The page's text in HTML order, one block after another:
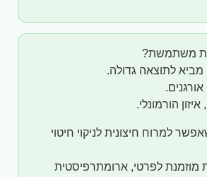
את משתמשת?
מביא לתוצאה גדולה.
הורמונלי.
למרוח חיצונית לניקוי חיטוי
מוזמנת לפרטי, ארומתרפיסטית